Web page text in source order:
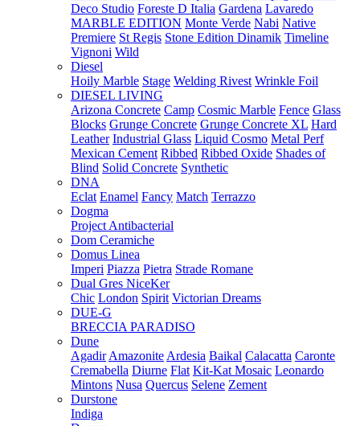
Deco Studio Foreste D Italia Gardena Lavaredo
MARBLE EDITION Monte Verde Nabi Native
Premiere St Regis Stone Edition Dinamik Timeline
Vignoni Wild
Diesel
Hoily Marble Stage Welding Rivest Wrinkle Foil
DIESEL LIVING
Arizona Concrete Camp Cosmic Marble Fence Glass
Blocks Grunge Concrete Grunge Concrete XL Hard
Leather Industrial Glass Liquid Cosmo Metal Perf
Mexican Cement Ribbed Ribbed Oxide Shades of
Blind Solid Concrete Synthetic
DNA
Eclat Enamel Fancy Match Terrazzo
Dogma
Project Antibacterial
Dom Ceramiche
Domus Linea
Imperi Piazza Pietra Strade Romane
Dual Gres NiceKer
Chic London Spirit Victorian Dreams
DUE-G
BRECCIA PARADISO
Dune
Agadir Amazonite Ardesia Baikal Calacatta Caronte
Cremabella Diurne Flat Kit-Kat Mosaic Leonardo
Mintons Nusa Quercus Selene Zement
Durstone
Indiga